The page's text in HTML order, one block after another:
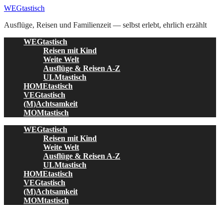
Skip
content
WEGtastisch
Ausflüge, Reisen und Familienzeit — selbst erlebt, ehrlich erzählt
WEGtastisch
Reisen mit Kind
Weite Welt
Ausflüge & Reisen A-Z
ULMtastisch
HOMEtastisch
VEGtastisch
(M)Achtsamkeit
MOMtastisch
WEGtastisch
Reisen mit Kind
Weite Welt
Ausflüge & Reisen A-Z
ULMtastisch
HOMEtastisch
VEGtastisch
(M)Achtsamkeit
MOMtastisch